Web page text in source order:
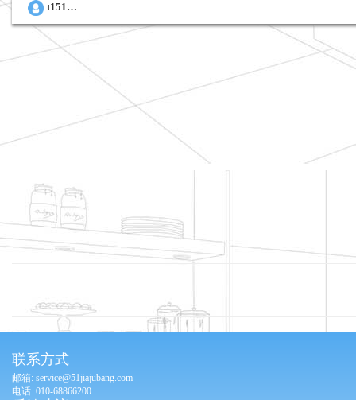
t151…
联系方式
邮箱: service@51jiajubang.com
电话: 010-68866200